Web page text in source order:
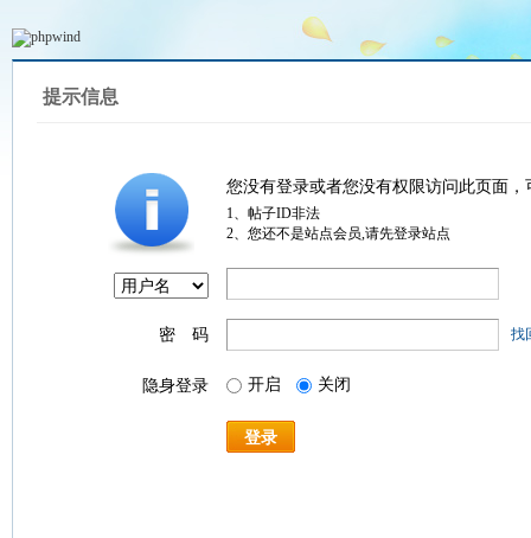
提示信息
您没有登录或者您没有权限访问此页面
1、帖子ID非法
2、您还不是站点会员,请先登录站点
密 码 找
隐身登录 开启 关闭
登录